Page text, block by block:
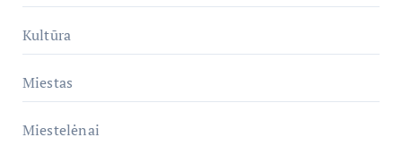
Kultūra
Miestas
Miestelėnai